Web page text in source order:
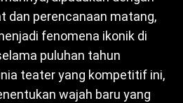
dan perencanaan matang,
fenomena ikonik di
puluhan tahun
teater yang kompetitif ini,
wajah baru yang